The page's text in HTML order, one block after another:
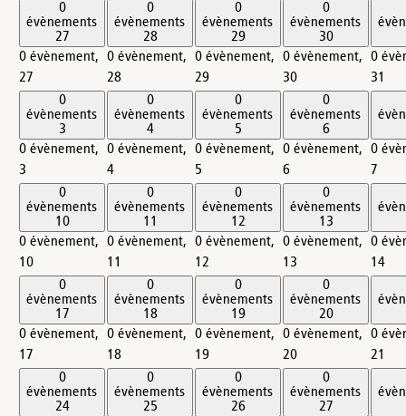
0
évènements
27
0 évènement,
27
0
évènements
28
0 évènement,
28
0
évènements
29
0 évènement,
29
0
évènements
30
0 évènement,
30
0
31
0
évènements
3
0 évènement,
3
0
évènements
4
0 évènement,
4
0
évènements
5
0 évènement,
5
0
évènements
6
0 évènement,
6
0
7
0
évènements
10
0 évènement,
10
0
évènements
11
0 évènement,
11
0
évènements
12
0 évènement,
12
0
évènements
13
0 évènement,
13
0
14
0
évènements
17
0 évènement,
17
0
évènements
18
0 évènement,
18
0
évènements
19
0 évènement,
19
0
évènements
20
0 évènement,
20
0
21
0
évènements
24
0
évènements
25
0
évènements
26
0
évènements
27